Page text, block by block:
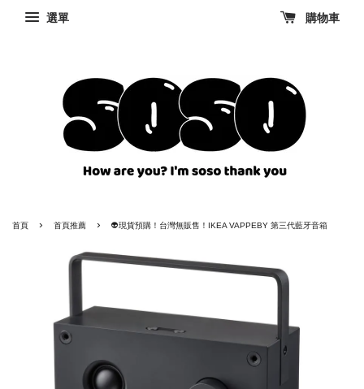
選單 購物車
首頁 › 首頁推薦 › 👽現貨預購！台灣無販售！IKEA VAPPEBY 第三代藍牙音箱